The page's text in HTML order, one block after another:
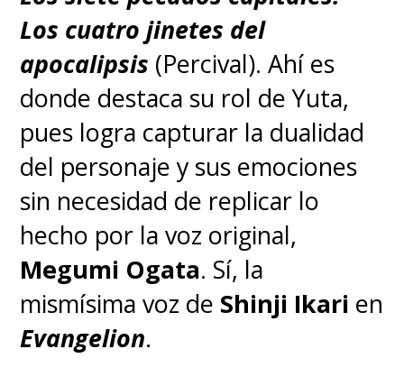
Los cuatro jinetes del
apocalipsis (Percival). Ahí es
donde destaca su rol de Yuta,
pues logra capturar la dualidad
del personaje y sus emociones
sin necesidad de replicar lo
hecho por la voz original,
Megumi Ogata. Sí, la
mismísima voz de Shinji Ikari en
Evangelion.